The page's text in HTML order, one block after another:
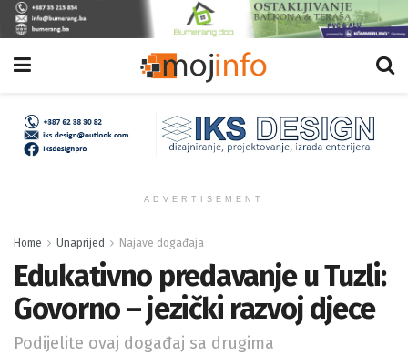
ADVERTISEMENT
Home Unaprijed Najave događaja
Edukativno predavanje u Tuzli:
Govorno – jezički razvoj djece
Podijelite ovaj događaj sa drugima